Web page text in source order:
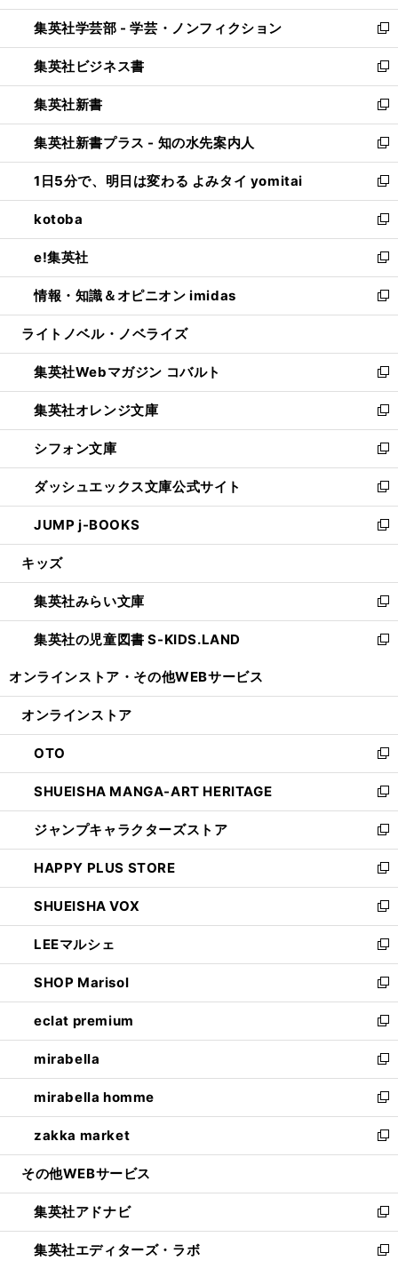
開
く
ウ
で
開
く
ン
ド
ウ
で
開
く
ウ
ィ
ン
ド
ウ
で
開
く
集英社学芸部 - 学芸・ノンフィクション
新
し
い
ウ
ィ
ン
ド
ウ
で
開
く
集英社ビジネス書
新
し
い
ウ
ィ
ン
ド
ウ
で
開
く
集英社新書
新
し
い
ウ
ィ
ン
ド
ウ
で
開
く
集英社新書プラス - 知の水先案内人
新
し
い
ウ
ィ
ン
ド
ウ
で
開
1日5分で、明日は変わる よみタイ yomitai
新
し
い
ウ
ィ
ン
ド
ウ
開
く
kotoba
新
し
い
ウ
ィ
ン
ウ
で
開
く
e!集英社
新
し
い
ウ
ン
ド
ウ
で
開
く
情報・知識＆オピニオン imidas
新
し
ウ
ィ
ン
ド
ウ
で
開
く
ライトノベル・ノベライズ
集英社Webマガジン コバルト
新
し
い
ウ
ィ
ン
ド
ウ
で
開
集英社オレンジ文庫
新
し
い
ウ
ィ
ン
ド
ウ
開
く
シフォン文庫
新
し
い
ウ
ィ
ン
ウ
で
開
く
ダッシュエックス文庫公式サイト
新
し
い
ウ
ン
ド
ウ
で
JUMP j-BOOKS
新
し
ウ
ィ
ン
ド
開
キッズ
集英社みらい文庫
新
し
い
ン
ウ
で
開
く
集英社の児童図書 S-KIDS.LAND
新
ウ
ン
ド
ウ
で
開
く
オンラインストア・ その他WEBサービス
オンラインストア
OTO
新
し
い
ウ
ィ
ン
ド
ウ
で
開
く
SHUEISHA MANGA-ART HERITAGE
新
し
い
ウ
ィ
ン
ド
ウ
で
開
く
ジャンプキャラクターズストア
新
し
い
ウ
ィ
ン
ド
ウ
で
開
く
HAPPY PLUS STORE
新
し
い
ウ
ィ
ン
ド
ウ
で
開
く
SHUEISHA VOX
新
し
い
ウ
ィ
ン
ド
ウ
で
開
く
LEEマルシェ
新
し
い
ウ
ィ
ン
ド
ウ
で
開
く
SHOP Marisol
新
し
い
ウ
ィ
ン
ド
ウ
で
開
eclat premium
新
し
い
ウ
ィ
ン
ド
ウ
開
く
mirabella
新
し
い
ウ
ィ
ン
ウ
で
開
く
mirabella homme
新
し
い
ウ
ン
ド
ウ
で
zakka market
新
し
ウ
ィ
ン
ド
その他WEBサービス
集英社アドナビ
新
し
い
集英社エディターズ・ラボ 新